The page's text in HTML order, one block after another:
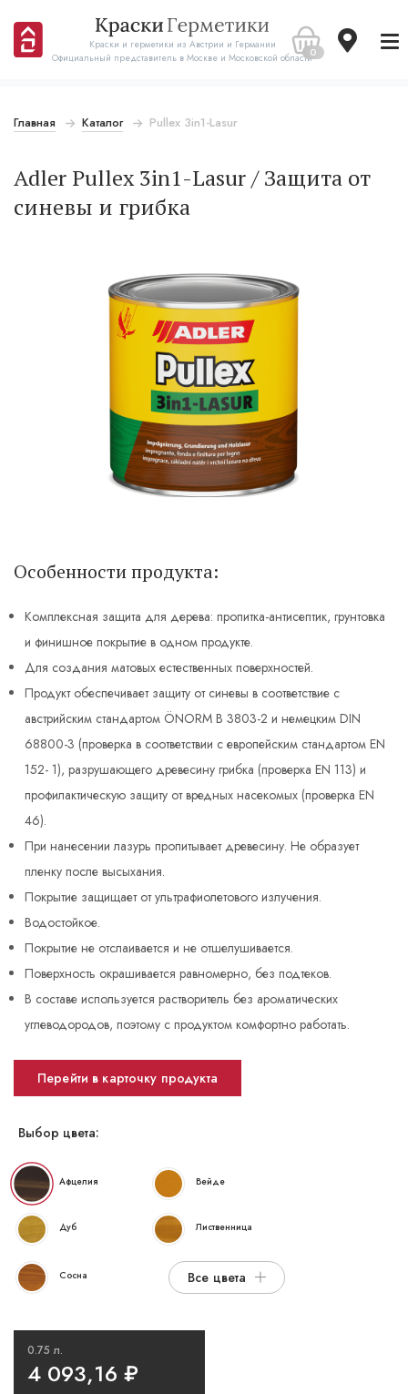
Краски и герметики из Австрии и Германии
Официальный представитель в Москве и Московской области0
Главная Каталог Pullex 3in1-Lasur
Adler Pullex 3in1-Lasur / Защита от
синевы и грибка
Особенности продукта:
Комплексная защита для дерева: пропитка-антисептик, грунтовка
и финишное покрытие в одном продукте.
Для создания матовых естественных поверхностей.
Продукт обеспечивает защиту от синевы в соответствие с
австрийским стандартом ÖNORM B 3803-2 и немецким DIN
68800-3 (проверка в соответствии с европейским стандартом EN
152- 1), разрушающего древесину грибка (проверка EN 113) и
профилактическую защиту от вредных насекомых (проверка EN
46).
При нанесении лазурь пропитывает древесину. Не образует
пленку после высыхания.
Покрытие защищает от ультрафиолетового излучения.
Водостойкое.
Покрытие не отслаивается и не отшелушивается.
Поверхность окрашивается равномерно, без подтеков.
В составе используется растворитель без ароматических
углеводородов, поэтому с продуктом комфортно работать.
Перейти в карточку продукта
Выбор цвета:
Афцелия Вейде
Дуб Лиственница
Сосна Все цвета
0.75 л.
4 093,16 ₽